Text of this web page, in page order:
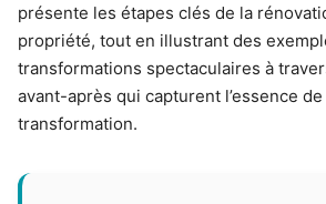
présente les étapes clés de la
propriété, tout en illustrant des
transformations spectaculaires à
avant-après qui capturent l’essence
transformation.